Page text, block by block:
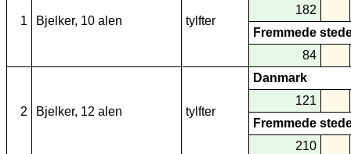
1 Bjelker, 10 alen tylfter
182
Fremmede
84
2 Bjelker, 12 alen tylfter
Danmark
121
Fremmede
210